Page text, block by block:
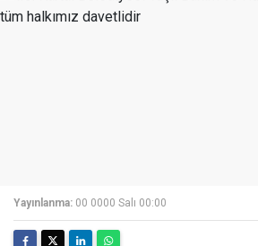
Yayınlanma: 00 0000 Salı 00:00